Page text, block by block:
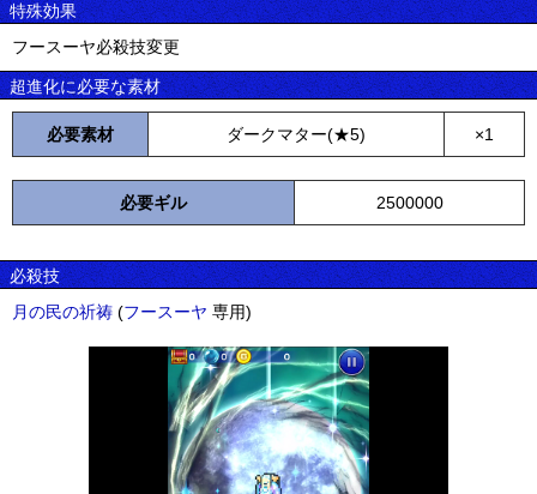
特殊効果
フースーヤ必殺技変更
超進化に必要な素材
必要素材 ダークマター(★5) ×1
必要ギル 2500000
必殺技
月の民の祈祷 (フースーヤ 専用)